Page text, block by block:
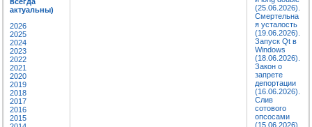
актуальны)
2026
2025
2024
2023
2022
2021
2020
2019
2018
2017
2016
2015
(25.06.2026).
Смертельна
я усталость
(19.06.2026).
Запуск Qt в
Windows
(18.06.2026).
Закон о
запрете
депортации
(16.06.2026).
Слив
сотового
опсосами
(15.06.2026).